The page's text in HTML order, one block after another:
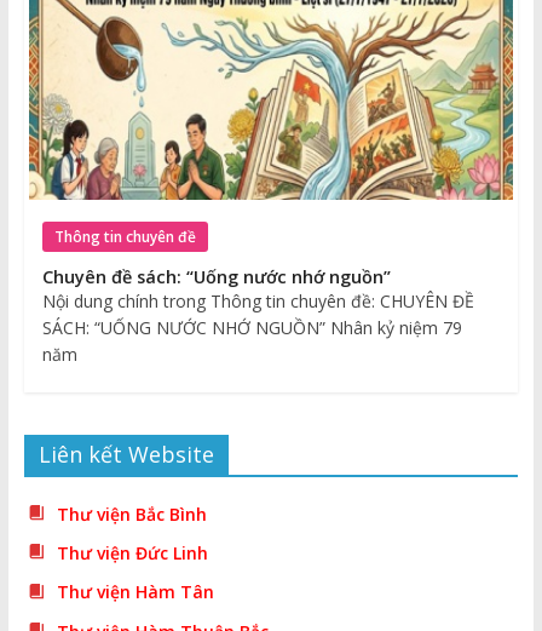
Thông tin chuyên đề
Chuyên đề sách: “Uống nước nhớ nguồn”
Nội dung chính trong Thông tin chuyên đề: CHUYÊN ĐỀ
SÁCH: “UỐNG NƯỚC NHỚ NGUỒN” Nhân kỷ niệm 79
năm
Liên kết Website
Thư viện Bắc Bình
Thư viện Đức Linh
Thư viện Hàm Tân